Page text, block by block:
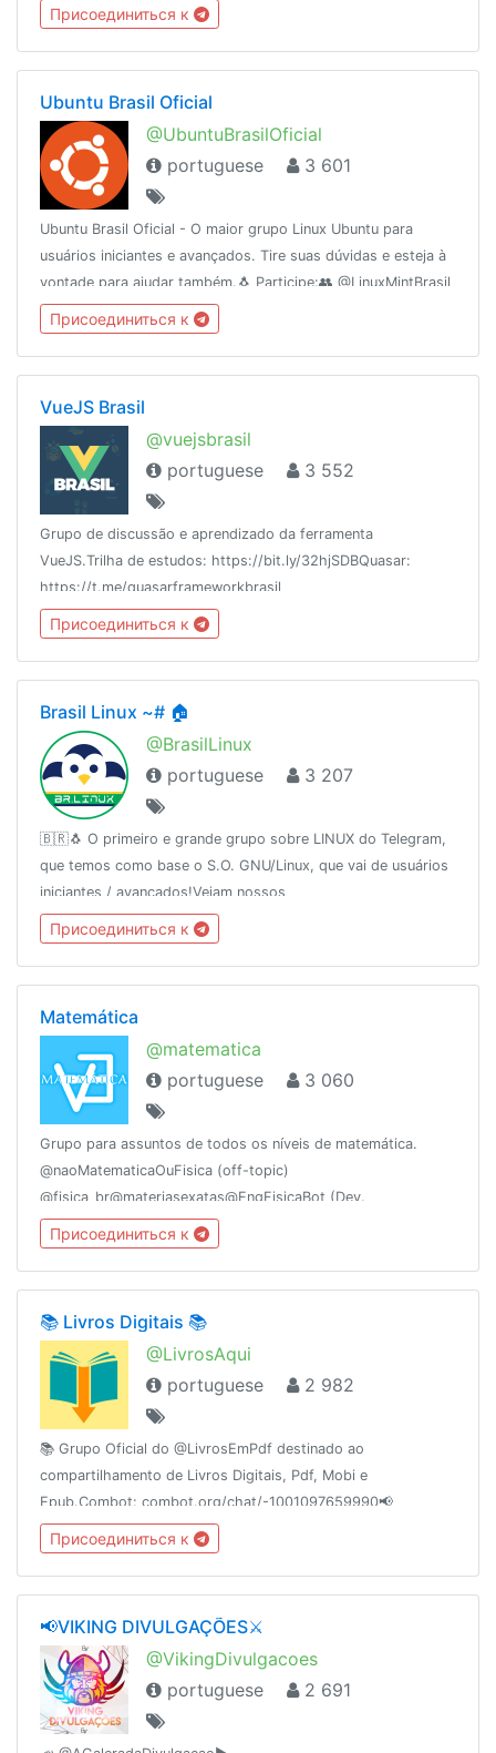
🌐 apoia.se/redetelezap
Присоединиться к
Ubuntu Brasil Oficial
@UbuntuBrasilOficial
portuguese
3 601
Ubuntu Brasil Oficial - O maior grupo Linux Ubuntu para
usuários iniciantes e avançados. Tire suas dúvidas e esteja à
vontade para ajudar também.🐧 Participe:👥 @LinuxMintBrasil
👥 @terminalgnulinux👥 @shellscript_x📢 @UbuntuBrasil
(canal)
Присоединиться к
VueJS Brasil
@vuejsbrasil
portuguese
3 552
Grupo de discussão e aprendizado da ferramenta
VueJS.Trilha de estudos: https://bit.ly/32hjSDBQuasar:
https://t.me/quasarframeworkbrasil
Присоединиться к
Brasil Linux ~# 🏠
@BrasilLinux
portuguese
3 207
🇧🇷🐧 O primeiro e grande grupo sobre LINUX do Telegram,
que temos como base o S.O. GNU/Linux, que vai de usuários
iniciantes / avançados!Vejam nossos
parceiros:http://urele.com/parceirosDesde: 16/11/2015
Присоединиться к
Matemática
@matematica
portuguese
3 060
Grupo para assuntos de todos os níveis de matemática.
@naoMatematicaOuFisica (off-topic)
@fisica_br@materiasexatas@EngFisicaBot (Dev.
Присоединиться к
📚 Livros Digitais 📚
@LivrosAqui
portuguese
2 982
📚 Grupo Oficial do @LivrosEmPdf destinado ao
compartilhamento de Livros Digitais, Pdf, Mobi e
Epub.Combot: combot.org/chat/-1001097659990📢
@AudioLivros👥 @MundoDaMusica👥 @RedeTelezap👥
@OlhoDeDeus Fundação dia: 16/11/2016
Присоединиться к
📢VIKING DIVULGAÇÕES⚔
@VikingDivulgacoes
portuguese
2 691